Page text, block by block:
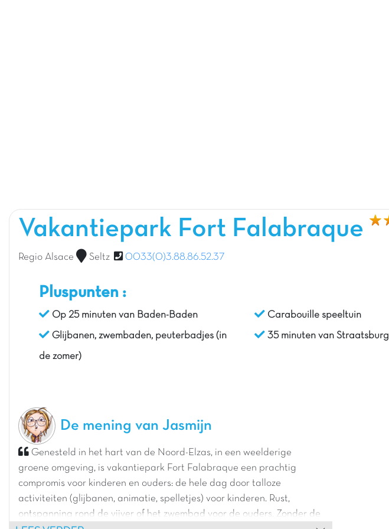
Vakantiepark Fort Falabraque
Regio Alsace Seltz 0033(0)3.88.86.52.37
Pluspunten :
Op 25 minuten van Baden-Baden
Glijbanen, zwembaden, peuterbadjes (in
de zomer)
Carabouille speeltuin
35 minuten van Straatsburg
De mening van Jasmijn
Genesteld in het hart van de Noord-Elzas, in een weelderige
groene omgeving, is vakantiepark Fort Falabraque een prachtig
compromis voor kinderen en ouders: de hele dag door talloze
activiteiten (glijbanen, animatie, spelletjes) voor kinderen. Rust,
ontspanning rond de vijver of het zwembad voor de ouders. Zonder de